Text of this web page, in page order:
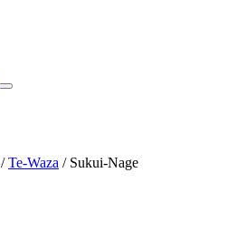
/ Te-Waza / Sukui-Nage